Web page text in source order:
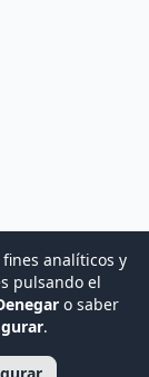
S.L.
analíticos y
pulsando el
o saber
.